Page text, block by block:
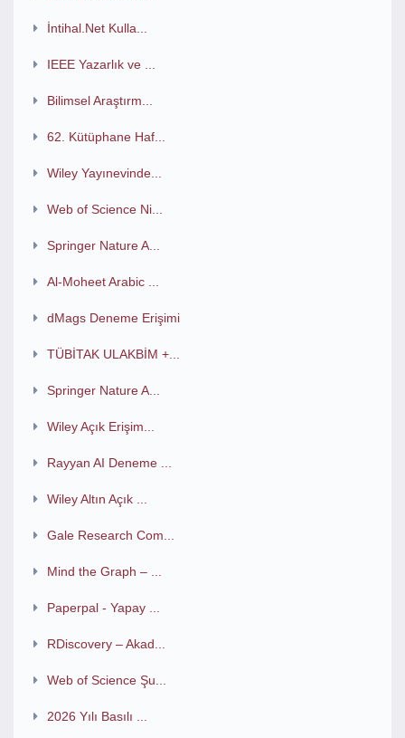
İntihal.Net Kulla...
IEEE Yazarlık ve ...
Bilimsel Araştırm...
62. Kütüphane Haf...
Wiley Yayınevinde...
Web of Science Ni...
Springer Nature A...
Al-Moheet Arabic ...
dMags Deneme Erişimi
TÜBİTAK ULAKBİM +...
Springer Nature A...
Wiley Açık Erişim...
Rayyan AI Deneme ...
Wiley Altın Açık ...
Gale Research Com...
Mind the Graph – ...
Paperpal - Yapay ...
RDiscovery – Akad...
Web of Science Şu...
2026 Yılı Basılı ...